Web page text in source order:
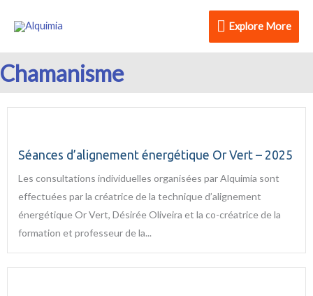
Explore
More
Explore More
Chamanisme
Séances d’alignement énergétique Or Vert – 2025
Les consultations individuelles organisées par Alquimia sont
effectuées par la créatrice de la technique d’alignement
énergétique Or Vert, Désirée Oliveira et la co-créatrice de la
formation et professeur de la...